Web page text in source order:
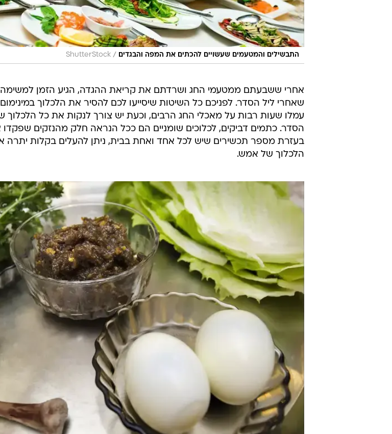
התבשילים והמטעמים שעשויים להכתים את המפה והבגדים /
ShutterStock
אחרי ששבעתם ממטעמי החג ושרדתם את קריאת ההגדה, הגיע הזמן למשימה
שאחרי ליל הסדר. לפניכם כל השיטות שיסייעו לכם להסיר את הלכלוך
עמלו שעות רבות על מאכלי החג הרבים, וכעת יש צורך לנקות את כל הלכלוך
הסדר. כתמים דביקים, לכלוכים שומניים הם ככל הנראה חלק מהנזקים שפקדו
בעזרת מספר תכשירים שיש לכל אחד ואחת בבית, ניתן להעלים בקלות יתרה
הלכלוך של אמש.